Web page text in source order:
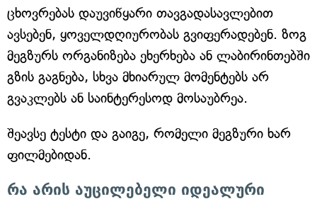
ცხოვრებას დაუვიწყარი თავგადასავლებით
ავსებენ, ყოველდღიურობას გვიფერადებენ. ზოგ
მეგზურს ორგანიზება ეხერხება ან ლაბირინთებში
გზის გაგნება, სხვა მხიარულ მომენტებს არ
გვაკლებს ან საინტერესოდ მოსაუბრეა.
შეავსე ტესტი და გაიგე, რომელი მეგზური ხარ
ფილმებიდან.
რა არის აუცილებელი იდეალური